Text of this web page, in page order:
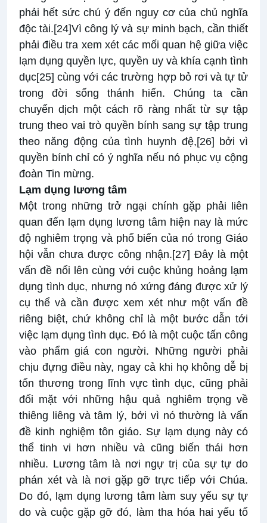
phải hết sức chú ý đến nguy cơ của chủ nghĩa
độc tài.[24]Vì công lý và sự minh bạch, cần thiết
phải điều tra xem xét các mối quan hệ giữa việc
lạm dụng quyền lực, quyền uy và khía cạnh tình
dục[25] cùng với các trường hợp bỏ rơi và tự tử
trong đời sống thánh hiến. Chúng ta cần
chuyển dịch một cách rõ ràng nhất từ sự tập
trung theo vai trò quyền bính sang sự tập trung
theo năng động của tình huynh đệ,[26] bởi vì
quyền bính chỉ có ý nghĩa nếu nó phục vụ cộng
đoàn Tin mừng.
Lạm dụng lương tâm
Một trong những trở ngại chính gặp phải liên
quan đến lạm dụng lương tâm hiện nay là mức
độ nghiêm trọng và phổ biến của nó trong Giáo
hội vẫn chưa được công nhận.[27] Đây là một
vấn đề nổi lên cùng với cuộc khủng hoảng lạm
dụng tình dục, nhưng nó xứng đáng được xử lý
cụ thể và cần được xem xét như một vấn đề
riêng biệt, chứ không chỉ là một bước dẫn tới
việc lạm dụng tình dục. Đó là một cuộc tấn công
vào phẩm giá con người. Những người phải
chịu đựng điều này, ngay cả khi họ không dễ bị
tổn thương trong lĩnh vực tình dục, cũng phải
đối mặt với những hậu quả nghiêm trọng về
thiêng liêng và tâm lý, bởi vì nó thường là vấn
đề kinh nghiệm tôn giáo. Sự lạm dụng này có
thể tinh vi hơn nhiều và cũng biến thái hơn
nhiều. Lương tâm là nơi ngự trị của sự tự do
phán xét và là nơi gặp gỡ trực tiếp với Chúa.
Do đó, lạm dụng lương tâm làm suy yếu sự tự
do và cuộc gặp gỡ đó, làm tha hóa hai yếu tố